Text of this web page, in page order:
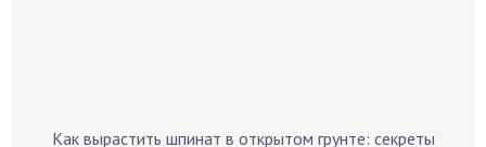
Как вырастить шпинат в открытом грунте: секреты